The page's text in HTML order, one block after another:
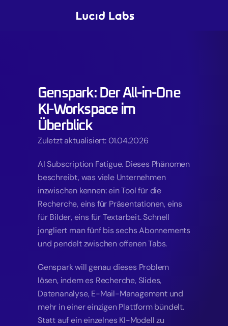
Genspark: Der All-in-One
KI-Workspace im
Überblick
Zuletzt aktualisiert: 01.04.2026
AI Subscription Fatigue. Dieses Phänomen
beschreibt, was viele Unternehmen
inzwischen kennen: ein Tool für die
Recherche, eins für Präsentationen, eins
für Bilder, eins für Textarbeit. Schnell
jongliert man fünf bis sechs Abonnements
und pendelt zwischen offenen Tabs.
Genspark will genau dieses Problem
lösen, indem es Recherche, Slides,
Datenanalyse, E-Mail-Management und
mehr in einer einzigen Plattform bündelt.
Statt auf ein einzelnes KI-Modell zu